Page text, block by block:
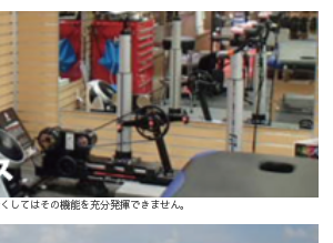
してはその機能を充分発揮できません。